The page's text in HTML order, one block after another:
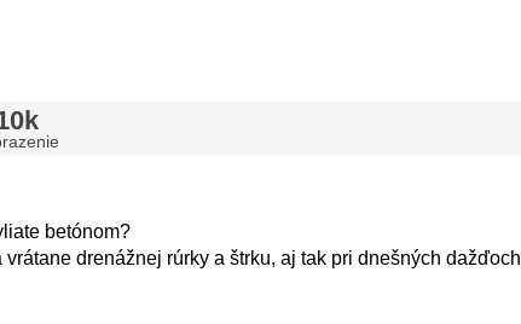
betónom?
drenážnej rúrky a štrku, aj tak pri dnešných dažďoch